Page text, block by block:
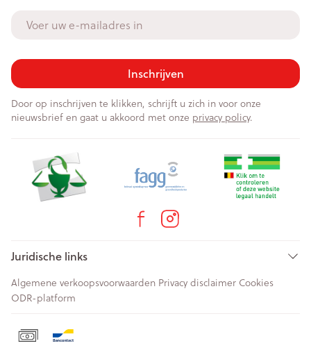
Inschrijven
Door op inschrijven te klikken, schrijft u zich in voor onze
nieuwsbrief en gaat u akkoord met onze privacy policy.
Juridische links
Algemene verkoopsvoorwaarden Privacy disclaimer Cookies
ODR-platform